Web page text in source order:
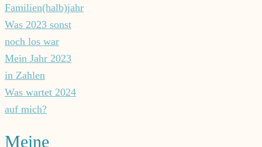
Familien(halb)jahr
Was 2023 sonst
noch los war
Mein Jahr 2023
in Zahlen
Was wartet 2024
auf mich?
Meine